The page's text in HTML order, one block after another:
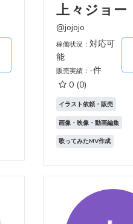
上々ジョー
@jojojo
稼働状況：対応可
能
販売実績： -件
0 (0)
イラスト依頼・販売
画像・映像・動画編集
歌ってみたMV作成